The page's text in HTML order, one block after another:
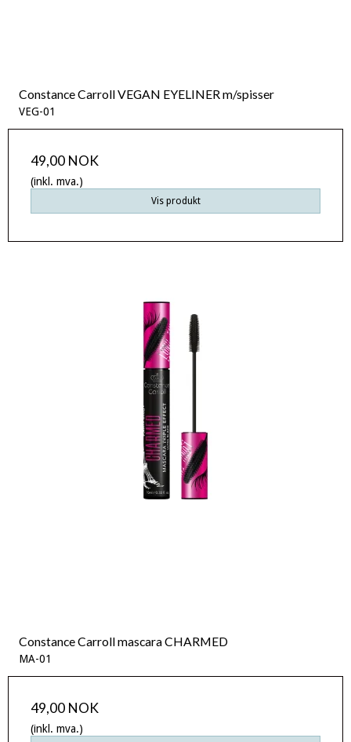
Constance Carroll VEGAN EYELINER m/spisser
VEG-01
49,00 NOK
(inkl. mva.)
Vis produkt
Constance Carroll mascara CHARMED
MA-01
49,00 NOK
(inkl. mva.)